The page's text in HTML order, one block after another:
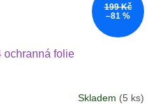
199 Kč
–81 %
ochranná folie
Skladem (5 ks)